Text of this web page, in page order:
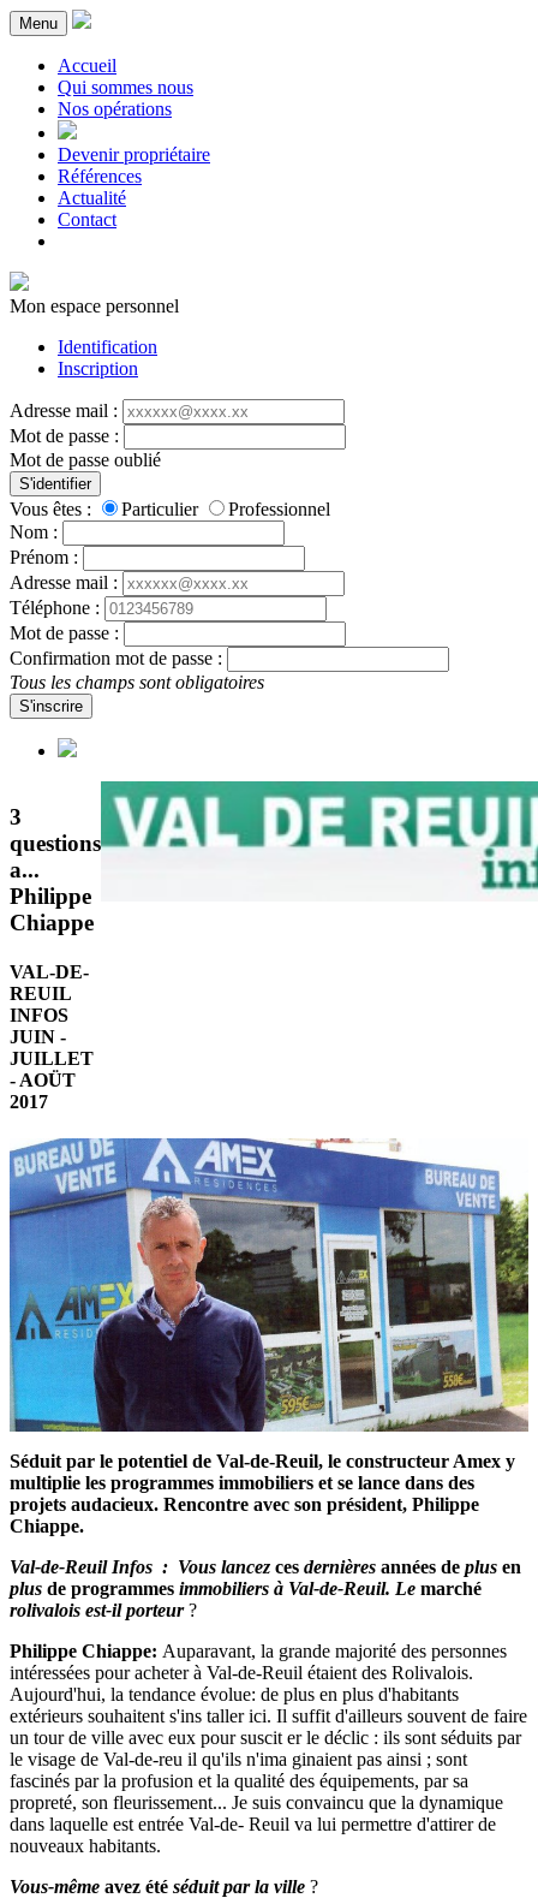
Menu
Accueil
Qui sommes nous
Nos opérations
Devenir propriétaire
Références
Actualité
Contact
Mon espace personnel
Identification
Inscription
Adresse mail :
Mot de passe :
Mot de passe oublié
S'identifier
Vous êtes : Particulier
Professionnel
Nom :
Prénom :
Adresse mail :
Téléphone :
Mot de passe :
Confirmation mot de passe :
Tous les champs sont obligatoires
S'inscrire
3
questions
a...
Philippe
Chiappe
VAL-DE-
REUIL
INFOS
JUIN -
JUILLET
- AOÜT
2017
Séduit par le potentiel de Val-de-Reuil, le constructeur Amex y
multiplie les programmes immobiliers et se lance dans des
projets audacieux. Rencontre avec son président, Philippe
Chiappe.
Val-de-Reuil Infos : Vous lancez ces dernières années de plus en
plus de programmes immobiliers à Val-de-Reuil. Le marché
rolivalois est-il porteur?
Philippe Chiappe: Auparavant, la grande majorité des personnes
intéressées pour acheter à Val-de-Reuil étaient des Rolivalois.
Aujourd'hui, la tendance évolue: de plus en plus d'habitants
extérieurs souhaitent s'ins­ taller ici. Il suffit d'ailleurs souvent de faire
un tour de ville avec eux pour suscit er le déclic : ils sont séduits par
le visage de Val-de-reu il qu'ils n'ima­ ginaient pas ainsi ; sont
fascinés par la profusion et la qualité des équipements, par sa
propreté, son fleurissement... Je suis convaincu que la dynamique
dans laquelle est entrée Val-de- Reuil va lui permettre d'attirer de
nouveaux habitants.
Vous-même avez été séduit par la ville ?